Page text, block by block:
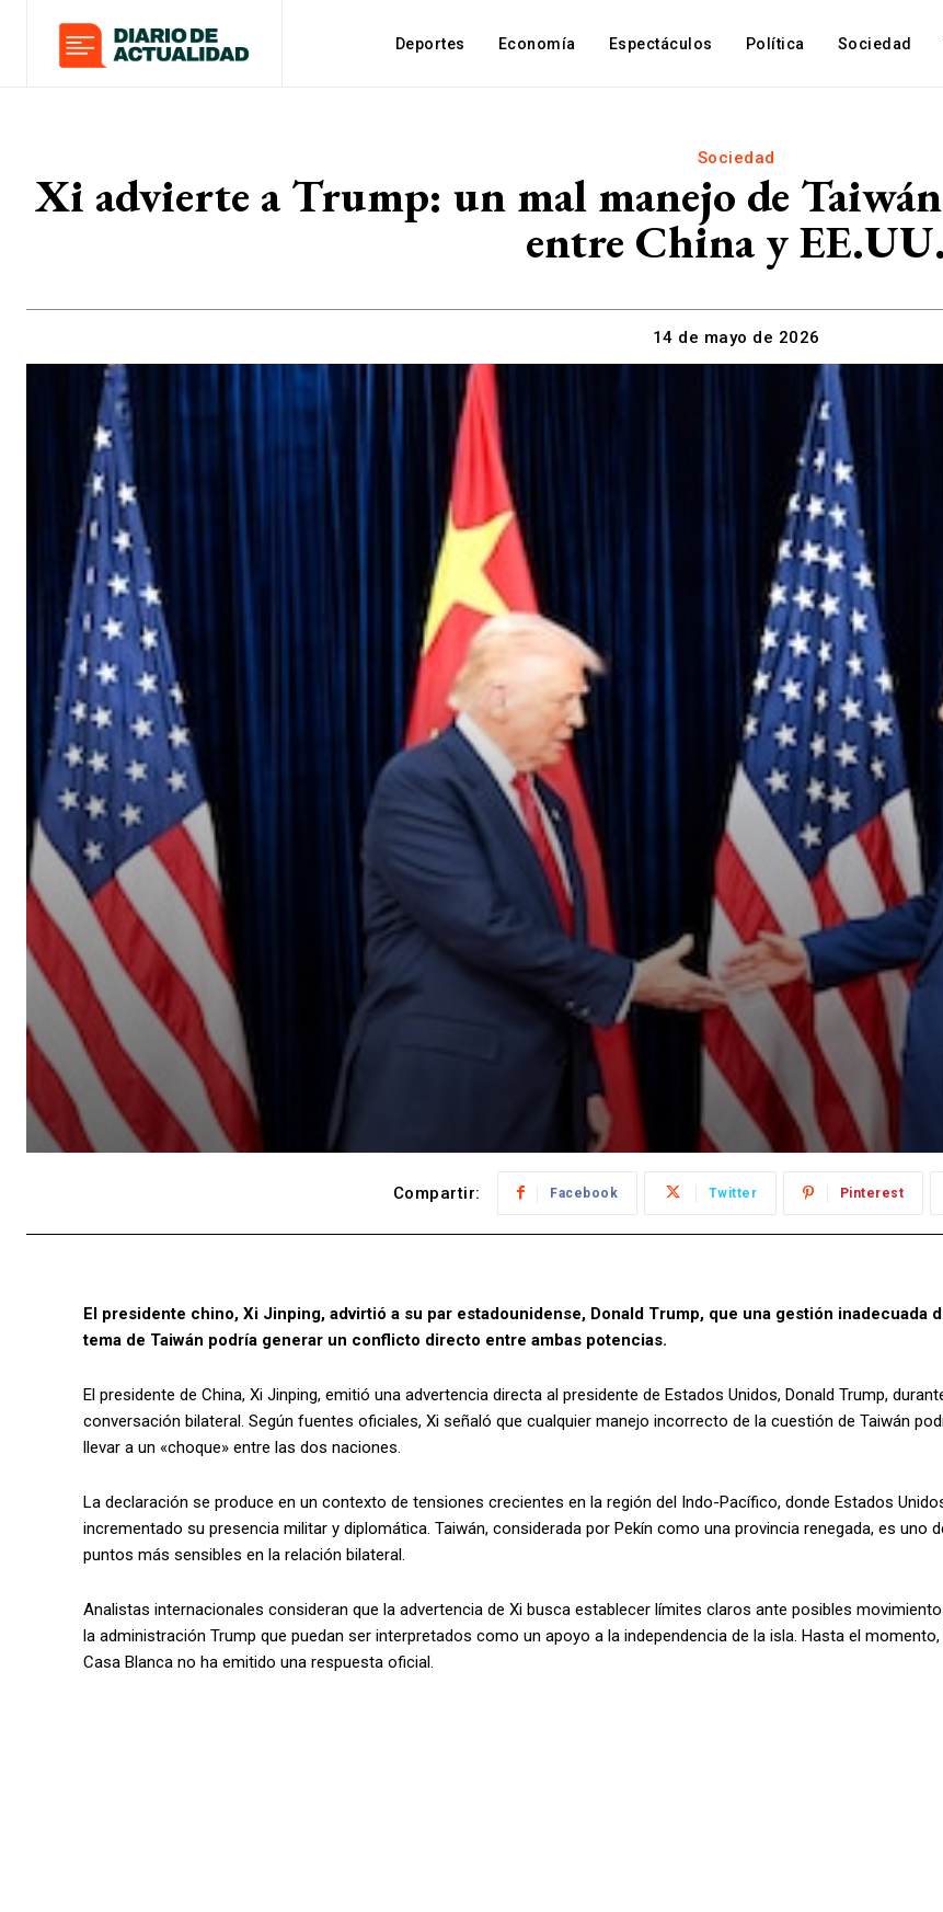
Deportes Economía Espectáculos Política Sociedad
Sociedad
Xi advierte a Trump: un mal manejo de
entre China y EE.UU.
14 de mayo de 2026
Compartir: Facebook Twitter Pinterest
El presidente chino, Xi Jinping, advirtió a su par estadounidense, Donald Trump, que una gestión inadecuada
tema de Taiwán podría generar un conflicto directo entre ambas potencias.
El presidente de China, Xi Jinping, emitió una advertencia directa al presidente de Estados Unidos, Donald Trump,
conversación bilateral. Según fuentes oficiales, Xi señaló que cualquier manejo incorrecto de la cuestión de Taiwán
llevar a un «choque» entre las dos naciones.
La declaración se produce en un contexto de tensiones crecientes en la región del Indo-Pacífico, donde Estados
incrementado su presencia militar y diplomática. Taiwán, considerada por Pekín como una provincia renegada, es uno
puntos más sensibles en la relación bilateral.
Analistas internacionales consideran que la advertencia de Xi busca establecer límites claros ante posibles
la administración Trump que puedan ser interpretados como un apoyo a la independencia de la isla. Hasta el momento,
Casa Blanca no ha emitido una respuesta oficial.